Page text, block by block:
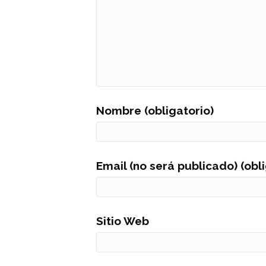
Nombre (obligatorio)
Email (no será publicado)
Sitio Web